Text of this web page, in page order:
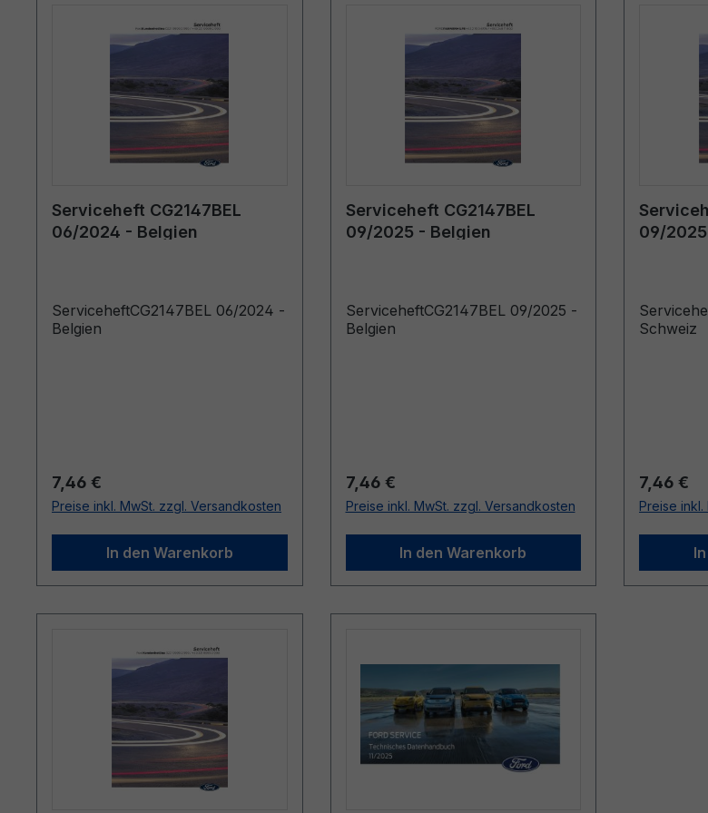
Serviceheft CG2147BEL
06/2024 - Belgien
ServiceheftCG2147BEL 06/2024 -
Belgien
Regulärer Preis:
7,46 €
Preise inkl. MwSt. zzgl. Versandkosten
In den Warenkorb
Serviceheft CG2147BEL
09/2025 - Belgien
ServiceheftCG2147BEL 09/2025 -
Belgien
Regulärer Preis:
7,46 €
Preise inkl. MwSt. zzgl. Versandkosten
In den Warenkorb
09/
Schweiz
7,46 €
Preise